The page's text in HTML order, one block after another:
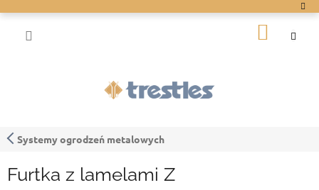
do
Systemy ogrodzeń metalowych
Furtka z lamelami Z